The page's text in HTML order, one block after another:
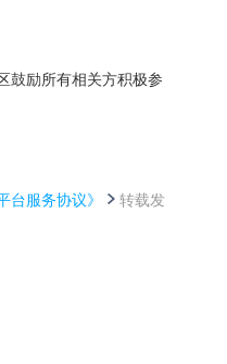
鼓励所有相关方积极参
台服务协议》
转载发